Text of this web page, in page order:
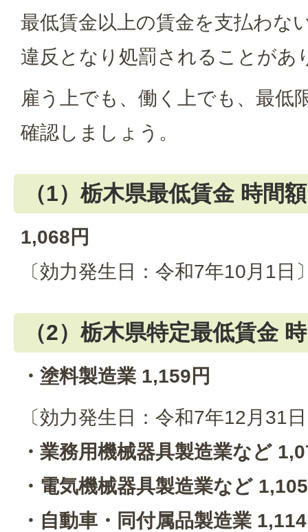
最低賃金以上の賃金を支払わな
違反となり処罰されることがあ
雇う上でも、働く上でも、最低
確認しましょう。
（1）栃木県最低賃金 時間額
1,068円
〔効力発生日：令和7年10月1日
（2）栃木県特定最低賃金
・塗料製造業 1,159円
〔効力発生日：令和7年12月31
・業務用機械器具製造業など
・電気機械器具製造業など
・自動車・同付属品製造業